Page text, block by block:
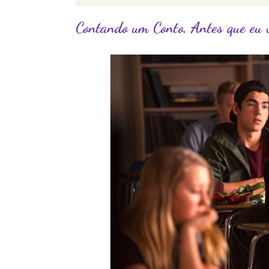
Contando um Conto, Antes que eu